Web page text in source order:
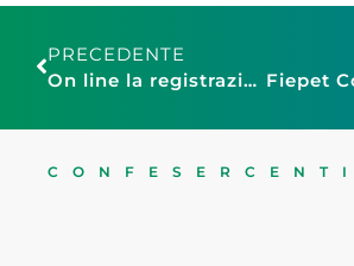
PRECEDENTE
On line la registrazione del webinar “Hygeia, un’occasione da non perdere per i giovani imprenditori”
CONFESERCENTI